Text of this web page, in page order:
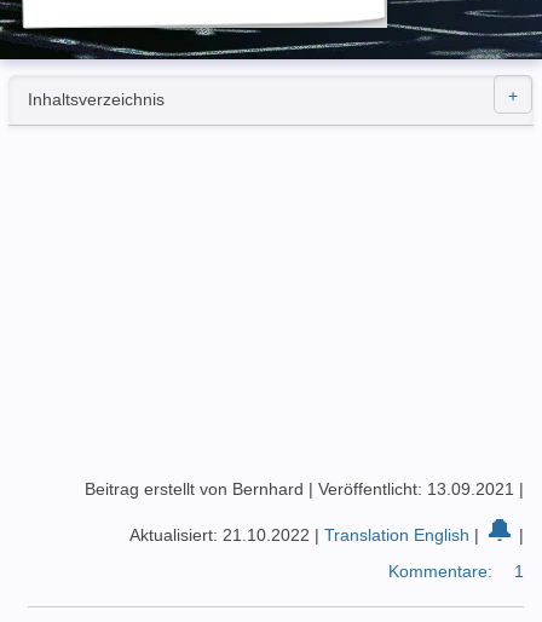
Inhaltsverzeichnis
Beitrag erstellt von Bernhard | Veröffentlicht: 13.09.2021 |
Aktualisiert: 21.10.2022 | Translation English | 🔔 |
Kommentare:
1